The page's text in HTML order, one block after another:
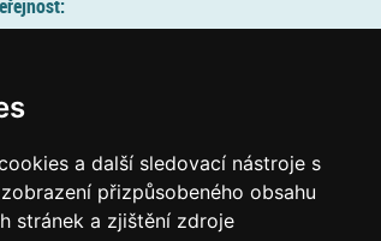
a další sledovací nástroje s
přizpůsobeného obsahu
stránek a zjištění zdroje
cz